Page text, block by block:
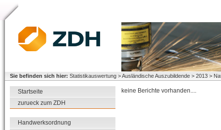
Sie befinden sich hier: Statistikauswertung > Ausländische Auszubildende > 2013 >
keine Berichte vorhanden....
Startseite
zurueck zum ZDH
Handwerksordnung